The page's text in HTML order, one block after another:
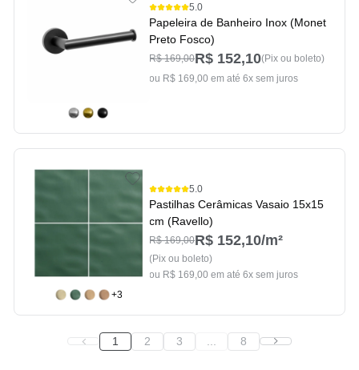
5.0
Papeleira de Banheiro Inox (Monet
Preto Fosco)
R$ 169,00R$ 152,10(Pix ou boleto)
ou R$ 169,00 em até 6x sem juros
+3
5.0
Pastilhas Cerâmicas Vasaio 15x15
cm (Ravello)
R$ 169,00R$ 152,10/m²
(Pix ou boleto)
ou R$ 169,00 em até 6x sem juros
1 2 3 8